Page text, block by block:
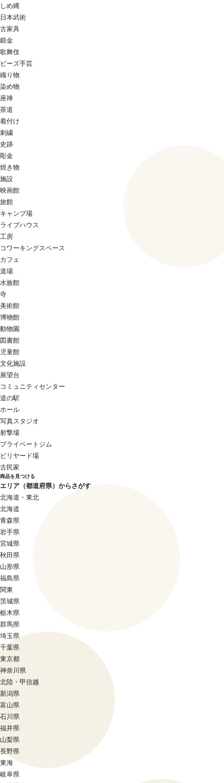
しめ縄
日本武術
古家具
鍛金
歌舞伎
ビーズ手芸
織り物
染め物
座禅
茶道
着付け
刺繍
史跡
彫金
焼き物
施設
映画館
旅館
キャンプ場
ライブハウス
工房
コワーキングスペース
カフェ
道場
水族館
寺
美術館
博物館
動物園
図書館
児童館
文化施設
展望台
コミュニティセンター
道の駅
ホール
写真スタジオ
射撃場
プライベートジム
ビリヤード場
古民家
商品を見つける
エリア（都道府県）からさがす
北海道・東北
北海道
青森県
岩手県
宮城県
秋田県
山形県
福島県
関東
茨城県
栃木県
群馬県
埼玉県
千葉県
東京都
神奈川県
北陸・甲信越
新潟県
富山県
石川県
福井県
山梨県
長野県
東海
岐阜県